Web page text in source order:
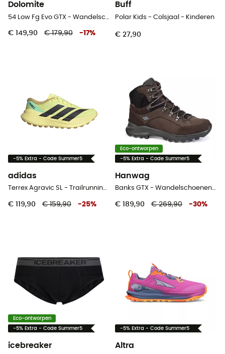
Dolomite
€ 149,90 € 179,90 -17%
Buff
Polar Kids - Colsjaal - Kinderen
€ 27,90
-5% Extra - Code Summer5
adidas
Terrex Agravic SL - Trailrunningschoenen - Heren
€ 119,90 € 159,90 -25%
Eco-ontworpen
-5% Extra - Code Summer5
Hanwag
Banks GTX - Wandelschoenen Heren
€ 189,90 € 269,90 -30%
Eco-ontworpen
-5% Extra - Code Summer5
icebreaker
-5% Extra - Code Summer5
Altra